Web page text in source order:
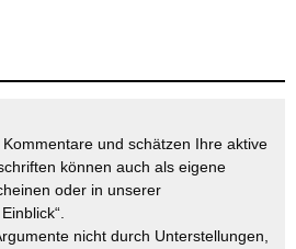
und schätzen Ihre aktive
können auch als eigene
oder in unserer
nicht durch Unterstellungen,